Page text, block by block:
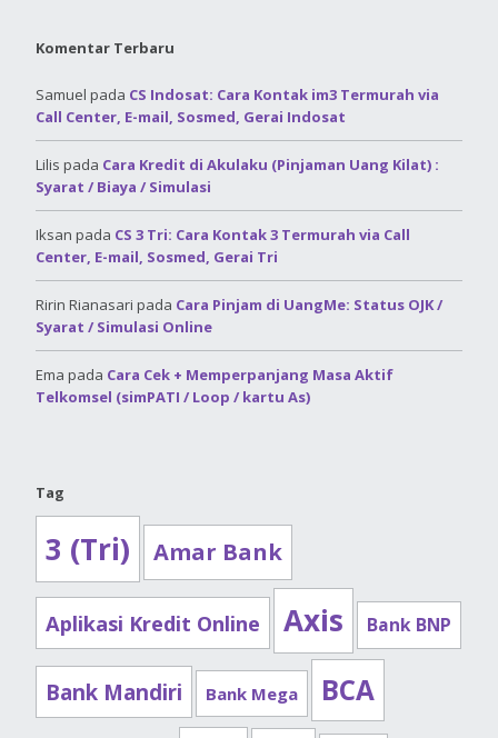
Komentar Terbaru
Samuel pada CS Indosat: Cara Kontak im3 Termurah via
Call Center, E-mail, Sosmed, Gerai Indosat
Lilis pada Cara Kredit di Akulaku (Pinjaman Uang Kilat) :
Syarat / Biaya / Simulasi
Iksan pada CS 3 Tri: Cara Kontak 3 Termurah via Call
Center, E-mail, Sosmed, Gerai Tri
Ririn Rianasari pada Cara Pinjam di UangMe: Status OJK /
Syarat / Simulasi Online
Ema pada Cara Cek + Memperpanjang Masa Aktif
Telkomsel (simPATI / Loop / kartu As)
Tag
3 (Tri) Amar Bank
Aplikasi Kredit Online Axis Bank BNP
Bank Mandiri Bank Mega BCA